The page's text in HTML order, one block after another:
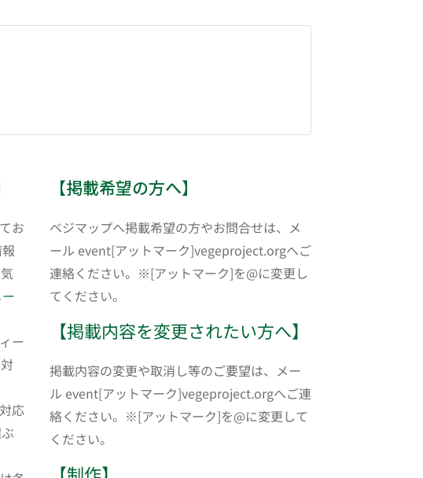
お
ー
応
【掲載希望の方へ】
ベジマップへ掲載希望の方やお問合せは、メ
ール event[アットマーク]vegeproject.orgへご
連絡ください。※[アットマーク]を@に変更し
てください。
【掲載内容を変更されたい方へ】
掲載内容の変更や取消し等のご要望は、メー
ル event[アットマーク]vegeproject.orgへご連
絡ください。※[アットマーク]を@に変更して
ください。